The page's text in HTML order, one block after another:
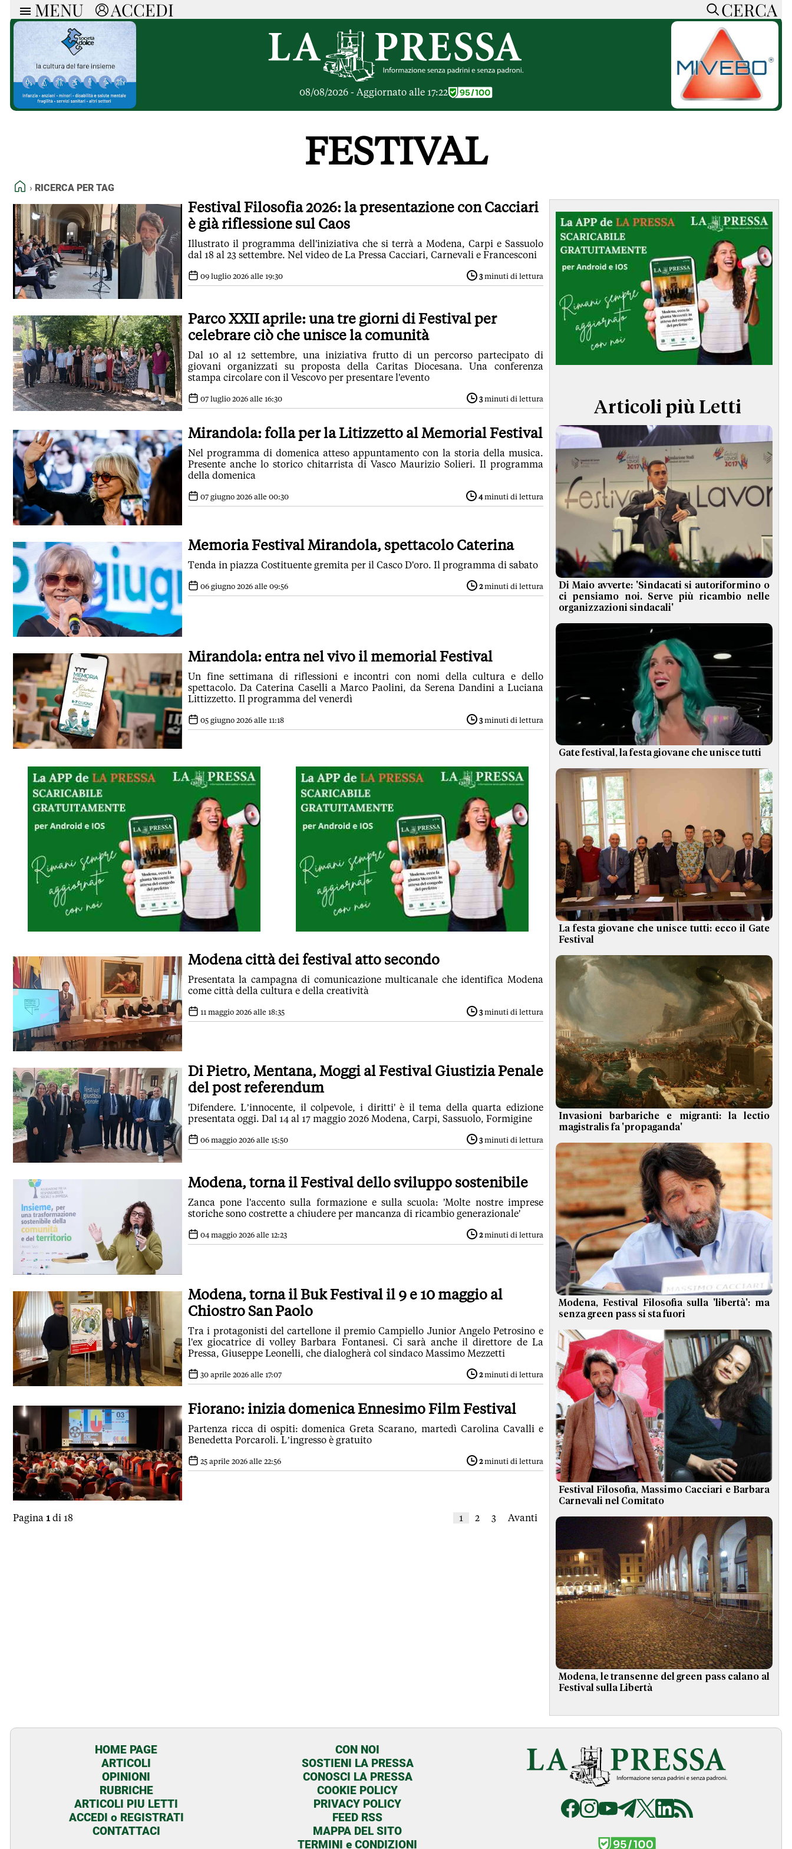
MENU ACCEDI CERCA
ARTICOLI
Politica
Economia
Società
La Nera
Che Cultura
Tutti gli Articoli
RUBRICHE
Ruote Libere
Dossier Inceneritore
Dossier Cave
Consigli di investimento
Tutte le Rubriche
OPINIONI
Lettere al Direttore
Parola d'Autore
Il Galeotto
Cronache Pandemiche
Tutte le Opinioni
Opinioni
Tutti gli Articoli
ACCEDI o REGISTRATI
SOSTIENI LA PRESSA
MAPPA DEL SITO
NORMATIVE
DEONTOLOGICHE
TERMINI e CONDIZIONI
Ricerca
CERCA
08/08/2026 - Aggiornato alle 17:22
FESTIVAL
HOME
RICERCA PER TAG
Festival Filosofia 2026: la presentazione con Cacciari
è già riflessione sul Caos
Illustrato il programma dell'iniziativa che si terrà a Modena, Carpi e Sassuolo
dal 18 al 23 settembre. Nel video de La Pressa Cacciari, Carnevali e Francesconi
09 luglio 2026 alle 19:30 3minuti di lettura
Parco XXII aprile: una tre giorni di Festival per
celebrare ciò che unisce la comunità
Dal 10 al 12 settembre, una iniziativa frutto di un percorso partecipato di
giovani organizzati su proposta della Caritas Diocesana. Una conferenza
stampa circolare con il Vescovo per presentare l'evento
07 luglio 2026 alle 16:30 3minuti di lettura
Mirandola: folla per la Litizzetto al Memorial Festival
Nel programma di domenica atteso appuntamento con la storia della musica.
Presente anche lo storico chitarrista di Vasco Maurizio Solieri. Il programma
della domenica
07 giugno 2026 alle 00:30 4minuti di lettura
Memoria Festival Mirandola, spettacolo Caterina
Tenda in piazza Costituente gremita per il Casco D'oro. Il programma di sabato
06 giugno 2026 alle 09:56 2minuti di lettura
Mirandola: entra nel vivo il memorial Festival
Un fine settimana di riflessioni e incontri con nomi della cultura e dello
spettacolo. Da Caterina Caselli a Marco Paolini, da Serena Dandini a Luciana
Littizzetto. Il programma del venerdì
05 giugno 2026 alle 11:18 3minuti di lettura
Modena città dei festival atto secondo
Presentata la campagna di comunicazione multicanale che identifica Modena
come città della cultura e della creatività
11 maggio 2026 alle 18:35 3minuti di lettura
Di Pietro, Mentana, Moggi al Festival Giustizia Penale
del post referendum
'Difendere. L’innocente, il colpevole, i diritti' è il tema della quarta edizione
presentata oggi. Dal 14 al 17 maggio 2026 Modena, Carpi, Sassuolo, Formigine
06 maggio 2026 alle 15:50 3minuti di lettura
Modena, torna il Festival dello sviluppo sostenibile
Zanca pone l'accento sulla formazione e sulla scuola: 'Molte nostre imprese
storiche sono costrette a chiudere per mancanza di ricambio generazionale'
04 maggio 2026 alle 12:23 2minuti di lettura
Modena, torna il Buk Festival il 9 e 10 maggio al
Chiostro San Paolo
Tra i protagonisti del cartellone il premio Campiello Junior Angelo Petrosino e
l'ex giocatrice di volley Barbara Fontanesi. Ci sarà anche il direttore de La
Pressa, Giuseppe Leonelli, che dialogherà col sindaco Massimo Mezzetti
30 aprile 2026 alle 17:07 2minuti di lettura
Fiorano: inizia domenica Ennesimo Film Festival
Partenza ricca di ospiti: domenica Greta Scarano, martedì Carolina Cavalli e
Benedetta Porcaroli. L’ingresso è gratuito
25 aprile 2026 alle 22:56 2minuti di lettura
Pagina 1 di 18 1 2 3 Avanti
Articoli più Letti
Di Maio avverte: 'Sindacati si autoriformino o
ci pensiamo noi. Serve più ricambio nelle
organizzazioni sindacali'
Gate festival, la festa giovane che unisce tutti
La festa giovane che unisce tutti: ecco il Gate
Festival
Invasioni barbariche e migranti: la lectio
magistralis fa 'propaganda'
Modena, Festival Filosofia sulla 'libertà': ma
senza green pass si sta fuori
Festival Filosofia, Massimo Cacciari e Barbara
Carnevali nel Comitato
Modena, le transenne del green pass calano al
Festival sulla Libertà
HOME PAGE
ARTICOLI
OPINIONI
RUBRICHE
ARTICOLI PIU LETTI
ACCEDI o REGISTRATI
CONTATTACI
CON NOI
SOSTIENI LA PRESSA
CONOSCI LA PRESSA
COOKIE POLICY
PRIVACY POLICY
FEED RSS
MAPPA DEL SITO
TERMINI e CONDIZIONI